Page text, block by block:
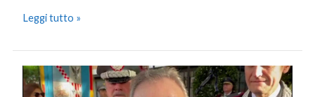
Leggi tutto »
Piersanti
Mattarella,